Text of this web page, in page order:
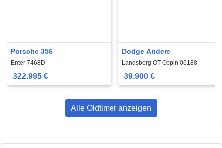
Porsche 356
Enter 7468D
322.995 €
Dodge Andere
Landsberg OT Oppin 06188
39.900 €
Alle Oldtimer anzeigen